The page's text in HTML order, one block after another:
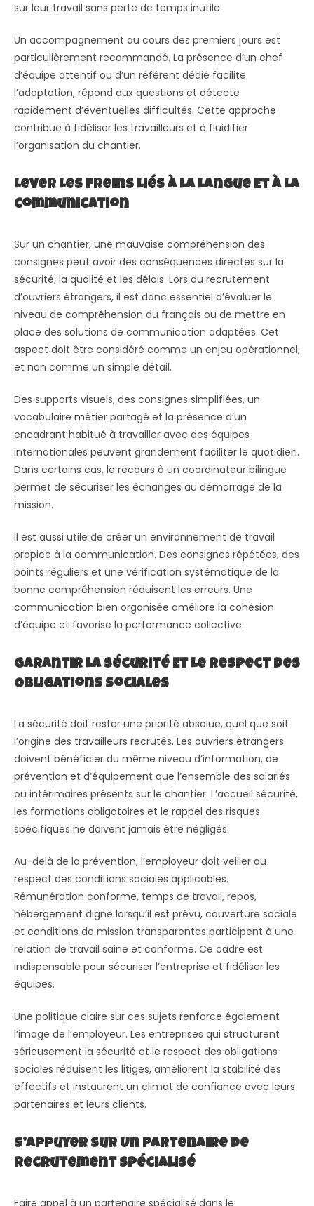
sur leur travail sans perte de temps inutile.
Un accompagnement au cours des premiers jours est
particulièrement recommandé. La présence d’un chef
d’équipe attentif ou d’un référent dédié facilite
l’adaptation, répond aux questions et détecte
rapidement d’éventuelles difficultés. Cette approche
contribue à fidéliser les travailleurs et à fluidifier
l’organisation du chantier.
Lever Les Freins Liés À La Langue Et À La
Communication
Sur un chantier, une mauvaise compréhension des
consignes peut avoir des conséquences directes sur la
sécurité, la qualité et les délais. Lors du recrutement
d’ouvriers étrangers, il est donc essentiel d’évaluer le
niveau de compréhension du français ou de mettre en
place des solutions de communication adaptées. Cet
aspect doit être considéré comme un enjeu opérationnel,
et non comme un simple détail.
Des supports visuels, des consignes simplifiées, un
vocabulaire métier partagé et la présence d’un
encadrant habitué à travailler avec des équipes
internationales peuvent grandement faciliter le quotidien.
Dans certains cas, le recours à un coordinateur bilingue
permet de sécuriser les échanges au démarrage de la
mission.
Il est aussi utile de créer un environnement de travail
propice à la communication. Des consignes répétées, des
points réguliers et une vérification systématique de la
bonne compréhension réduisent les erreurs. Une
communication bien organisée améliore la cohésion
d’équipe et favorise la performance collective.
Garantir La Sécurité Et Le Respect Des
Obligations Sociales
La sécurité doit rester une priorité absolue, quel que soit
l’origine des travailleurs recrutés. Les ouvriers étrangers
doivent bénéficier du même niveau d’information, de
prévention et d’équipement que l’ensemble des salariés
ou intérimaires présents sur le chantier. L’accueil sécurité,
les formations obligatoires et le rappel des risques
spécifiques ne doivent jamais être négligés.
Au-delà de la prévention, l’employeur doit veiller au
respect des conditions sociales applicables.
Rémunération conforme, temps de travail, repos,
hébergement digne lorsqu’il est prévu, couverture sociale
et conditions de mission transparentes participent à une
relation de travail saine et conforme. Ce cadre est
indispensable pour sécuriser l’entreprise et fidéliser les
équipes.
Une politique claire sur ces sujets renforce également
l’image de l’employeur. Les entreprises qui structurent
sérieusement la sécurité et le respect des obligations
sociales réduisent les litiges, améliorent la stabilité des
effectifs et instaurent un climat de confiance avec leurs
partenaires et leurs clients.
S’appuyer Sur Un Partenaire De
Recrutement Spécialisé